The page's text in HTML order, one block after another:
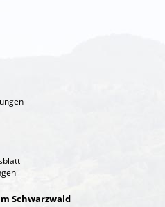
Schwarzwald